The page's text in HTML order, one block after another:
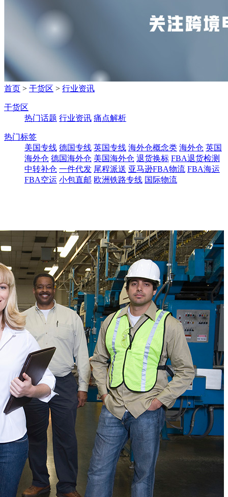
首页 > 干货区 > 行业资讯
干货区
热门话题 行业资讯 痛点解析
热门标签
美国专线 德国专线 英国专线 海外仓概念类 海外仓 英国
海外仓 德国海外仓 美国海外仓 退货换标 FBA退货检测
中转补仓 一件代发 尾程派送 亚马逊FBA物流 FBA海运
FBA空运 小包直邮 欧洲铁路专线 国际物流